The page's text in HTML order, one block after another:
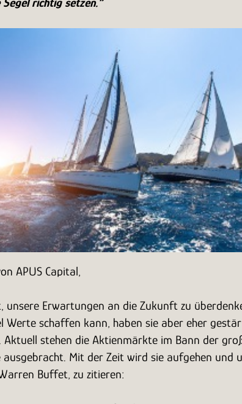
richtig setzen.“
APUS Capital,
unsere Erwartungen an die Zukunft zu
schaffen kann, haben sie aber eher
stehen die Aktienmärkte im Bann der
Mit der Zeit wird sie aufgehen und
Buffet, zu zitieren: